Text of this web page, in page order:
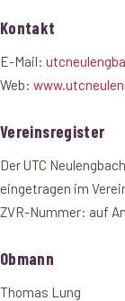
Kontakt
E-Mail:
Web:
Vereinsregister
Der UTC
eingetragen im
ZVR-Nummer: auf
Obmann
Thomas Lung